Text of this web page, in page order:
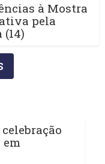
à Mostra
pela
em